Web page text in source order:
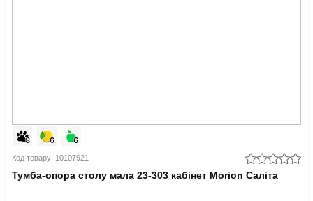
Код товару: 10107921
Тумба-опора столу мала 23-303 кабінет Morion Саліта